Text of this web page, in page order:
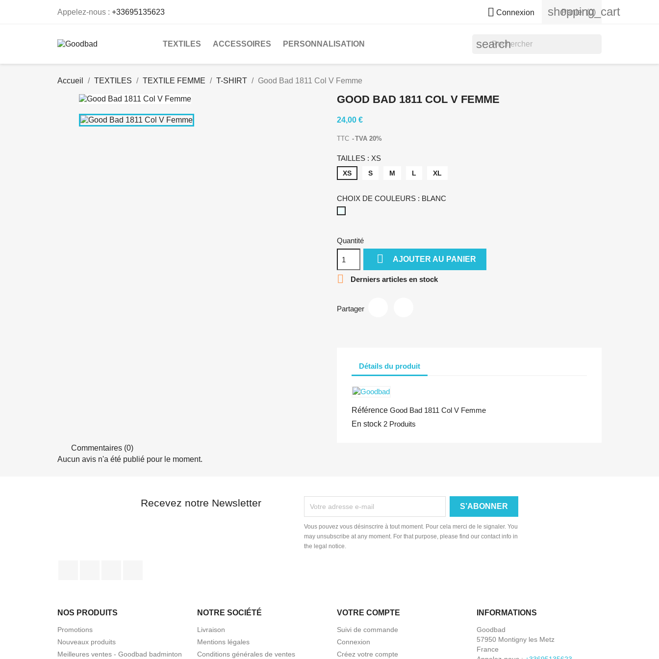
Appelez-nous : +33695135623  Connexion shopping_cart
Panier (0)
TEXTILES ACCESSOIRES PERSONNALISATION search
Accueil TEXTILES TEXTILE FEMME T-SHIRT Good Bad 1811 Col V Femme
GOOD BAD 1811 COL V FEMME
24,00 €
TTC TVA 20%
TAILLES : XS
XS S M L XL
CHOIX DE COULEURS : BLANC
Quantité
 AJOUTER AU PANIER
 Derniers articles en stock
Partager
Détails du produit
Référence Good Bad 1811 Col V Femme
En stock 2 Produits
Commentaires (0)
Aucun avis n'a été publié pour le moment.
Recevez notre Newsletter
Vous pouvez vous désinscrire à tout moment. Pour cela merci de le signaler. You
may unsubscribe at any moment. For that purpose, please find our contact info in
the legal notice.
NOS PRODUITS
Promotions
Nouveaux produits
Meilleures ventes - Goodbad badminton
NOTRE SOCIÉTÉ
Livraison
Mentions légales
Conditions générales de ventes
VOTRE COMPTE
Suivi de commande
Connexion
Créez votre compte
INFORMATIONS
Goodbad
57950 Montigny les Metz
France